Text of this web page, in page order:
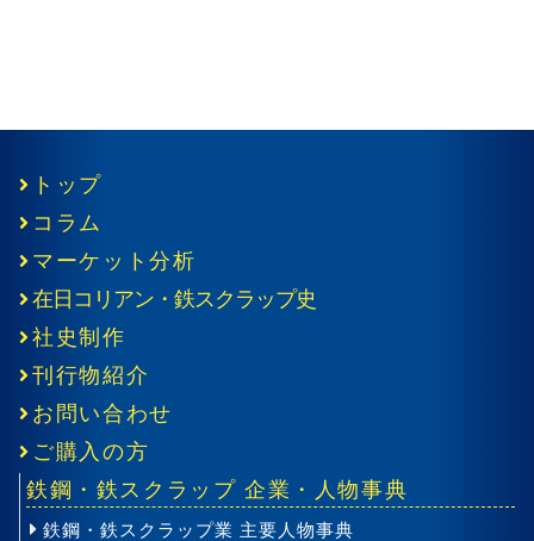
トップ
コラム
マーケット分析
在日コリアン・鉄スクラップ史
社史制作
刊行物紹介
お問い合わせ
ご購入の方
鉄鋼・鉄スクラップ 企業・人物事典
鉄鋼・鉄スクラップ業 主要人物事典